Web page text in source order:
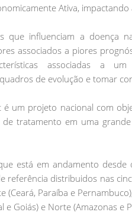
Ativa,
que influenciam a doença
associados a piores
associadas a
de evolução e tomar
é um projeto nacional com
de tratamento em uma
está em andamento
referência distribuidos nas
(Ceará, Paraíba e
e Goiás) e Norte (Amazonas e